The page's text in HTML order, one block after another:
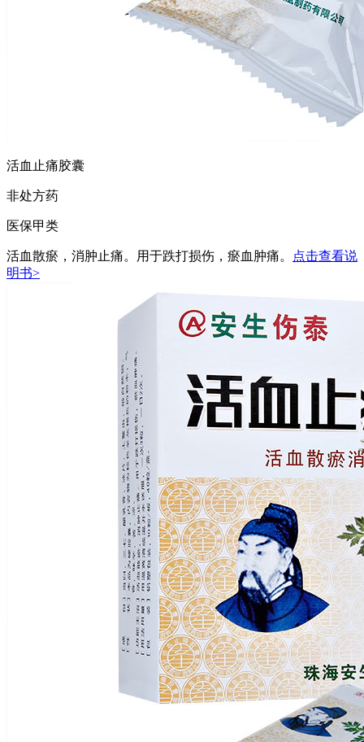
活血止痛胶囊
非处方药
医保甲类
活血散瘀，消肿止痛。用于跌打损伤，瘀血肿痛。
点击查看说
明书>